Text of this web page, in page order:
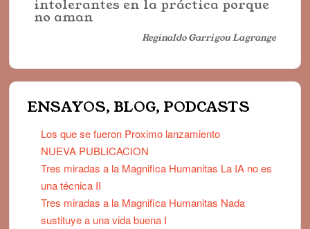
intolerantes en la práctica porque
no aman
Reginaldo Garrigou Lagrange
ENSAYOS, BLOG, PODCASTS
Los que se fueron Proximo lanzamiento
NUEVA PUBLICACION
Tres miradas a la Magnifica Humanitas La IA no es
una técnica II
Tres miradas a la Magnifica Humanitas Nada
sustituye a una vida buena I